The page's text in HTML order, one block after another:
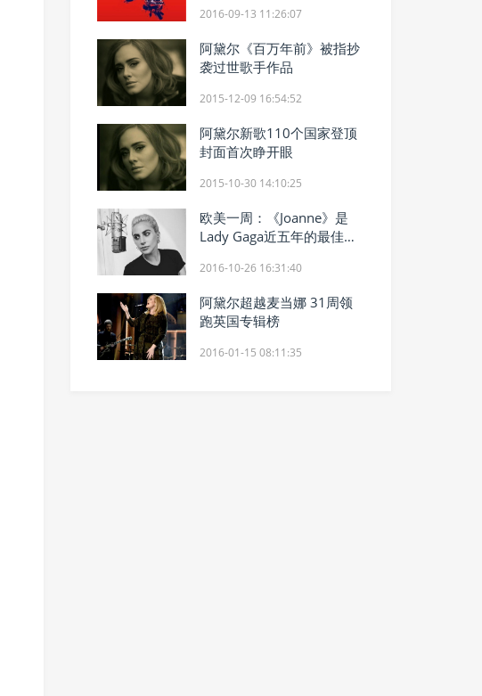
2016-09-13 11:26:07
阿黛尔《百万年前》被指抄
袭过世歌手作品
2015-12-09 16:54:52
阿黛尔新歌110个国家登顶
封面首次睁开眼
2015-10-30 14:10:25
欧美一周：《Joanne》是
Lady Gaga近五年的最佳专
2016-10-26 16:31:40
阿黛尔超越麦当娜 31周领
跑英国专辑榜
2016-01-15 08:11:35